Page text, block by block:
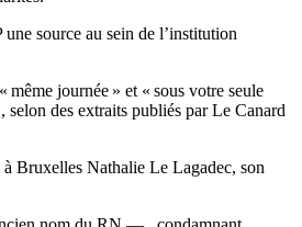
source au sein de l’institution
journée » et « sous votre seule
selon des extraits publiés par Le Canard
Bruxelles Nathalie Le Lagadec, son